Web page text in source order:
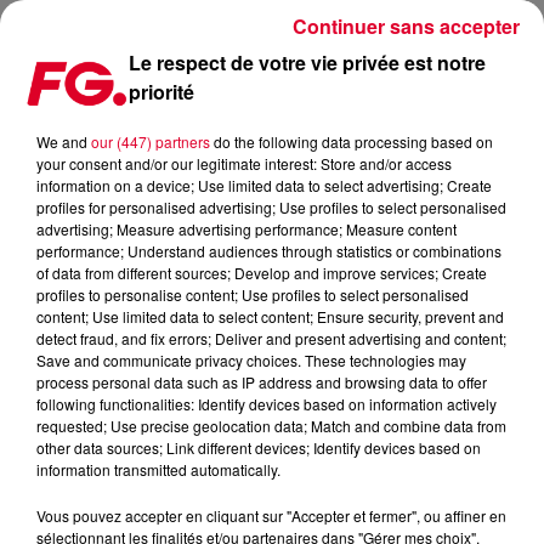
POUR SON RETOUR, JACK BACK S'ASSOCIE À FERRECK DAWN !
Publié : 28 juillet 2021 à 8h06 par Antony HARARI
Le respect de votre vie privée est notre
priorité
We and our (447) partnersdo the following data processing based on
your consent and/or our legitimate interest: Store and/or access
information on a device; Use limited data to select advertising; Create
profiles for personalised advertising; Use profiles to select personalised
advertising; Measure advertising performance; Measure content
performance; Understand audiences through statistics or combinations
of data from different sources; Develop and improve services; Create
profiles to personalise content; Use profiles to select personalised
content; Use limited data to select content; Ensure security, prevent and
detect fraud, and fix errors; Deliver and present advertising and content;
Save and communicate privacy choices. These technologies may
process personal data such as IP address and browsing data to offer
following functionalities: Identify devices based on information actively
requested; Use precise geolocation data; Match and combine data from
other data sources; Link different devices; Identify devices based on
information transmitted automatically.
Vous pouvez accepter en cliquant sur "Accepter et fermer", ou affiner en
sélectionnant les finalités et/ou partenaires dans "Gérer mes choix".
Continuer sans accepter